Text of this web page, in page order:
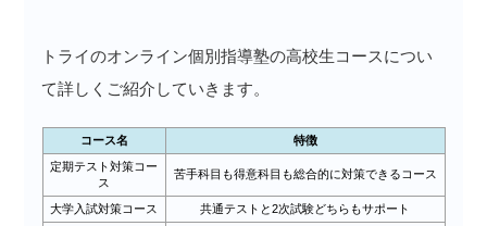
トライのオンライン個別指導塾の高校生コースについ
て詳しくご紹介していきます。
コース名
特徴
定期テスト対策コー
ス
苦手科目も得意科目も総合的に対策できるコース
大学入試対策コース
共通テストと2次試験どちらもサポート